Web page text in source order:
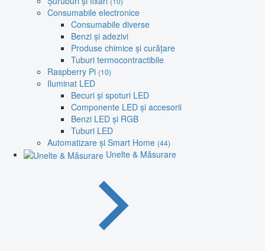
Consumabile electronice
Consumabile diverse
Benzi și adezivi
Produse chimice și curățare
Tuburi termocontractibile
Raspberry Pi (10)
Iluminat LED
Becuri și spoturi LED
Componente LED și accesorii
Benzi LED și RGB
Tuburi LED
Automatizare și Smart Home (44)
Unelte & Măsurare